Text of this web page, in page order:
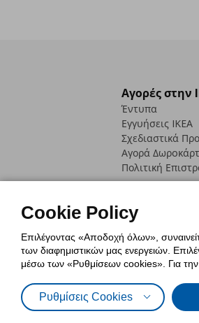
Αγορές στην
Έντυπα
Εγγυήσεις IKEA
Σχεδιαστικά
Αγορά
Πολιτική
Cookie Policy
Επιλέγοντας «Αποδοχή όλων»,
των διαφημιστικών μας ενεργειών.
μέσω των «Ρυθμίσεων cookies». Για την
Ρυθμίσεις Cookies